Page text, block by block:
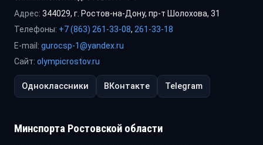
Адрес: 344029, г. Ростов-на-Дону, пр-т Шолохова, 31
Телефоны: +7 (863) 261-33-08, 261-33-18
E-mail: gurocsp-1@yandex.ru
Сайт: olympicrostov.ru
Одноклассники ВКонтакте Telegram
Минспорта Ростовской области